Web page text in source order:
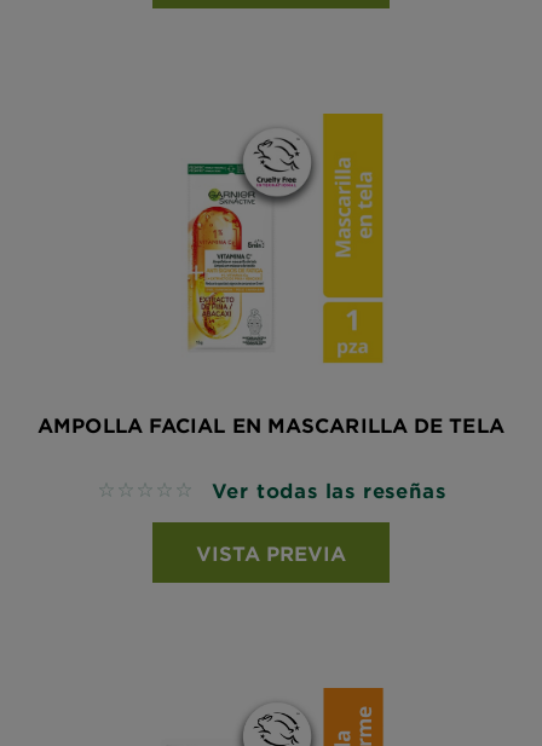
AMPOLLA FACIAL EN MASCARILLA DE TELA
No reviews Ver todas las reseñas
VISTA PREVIA